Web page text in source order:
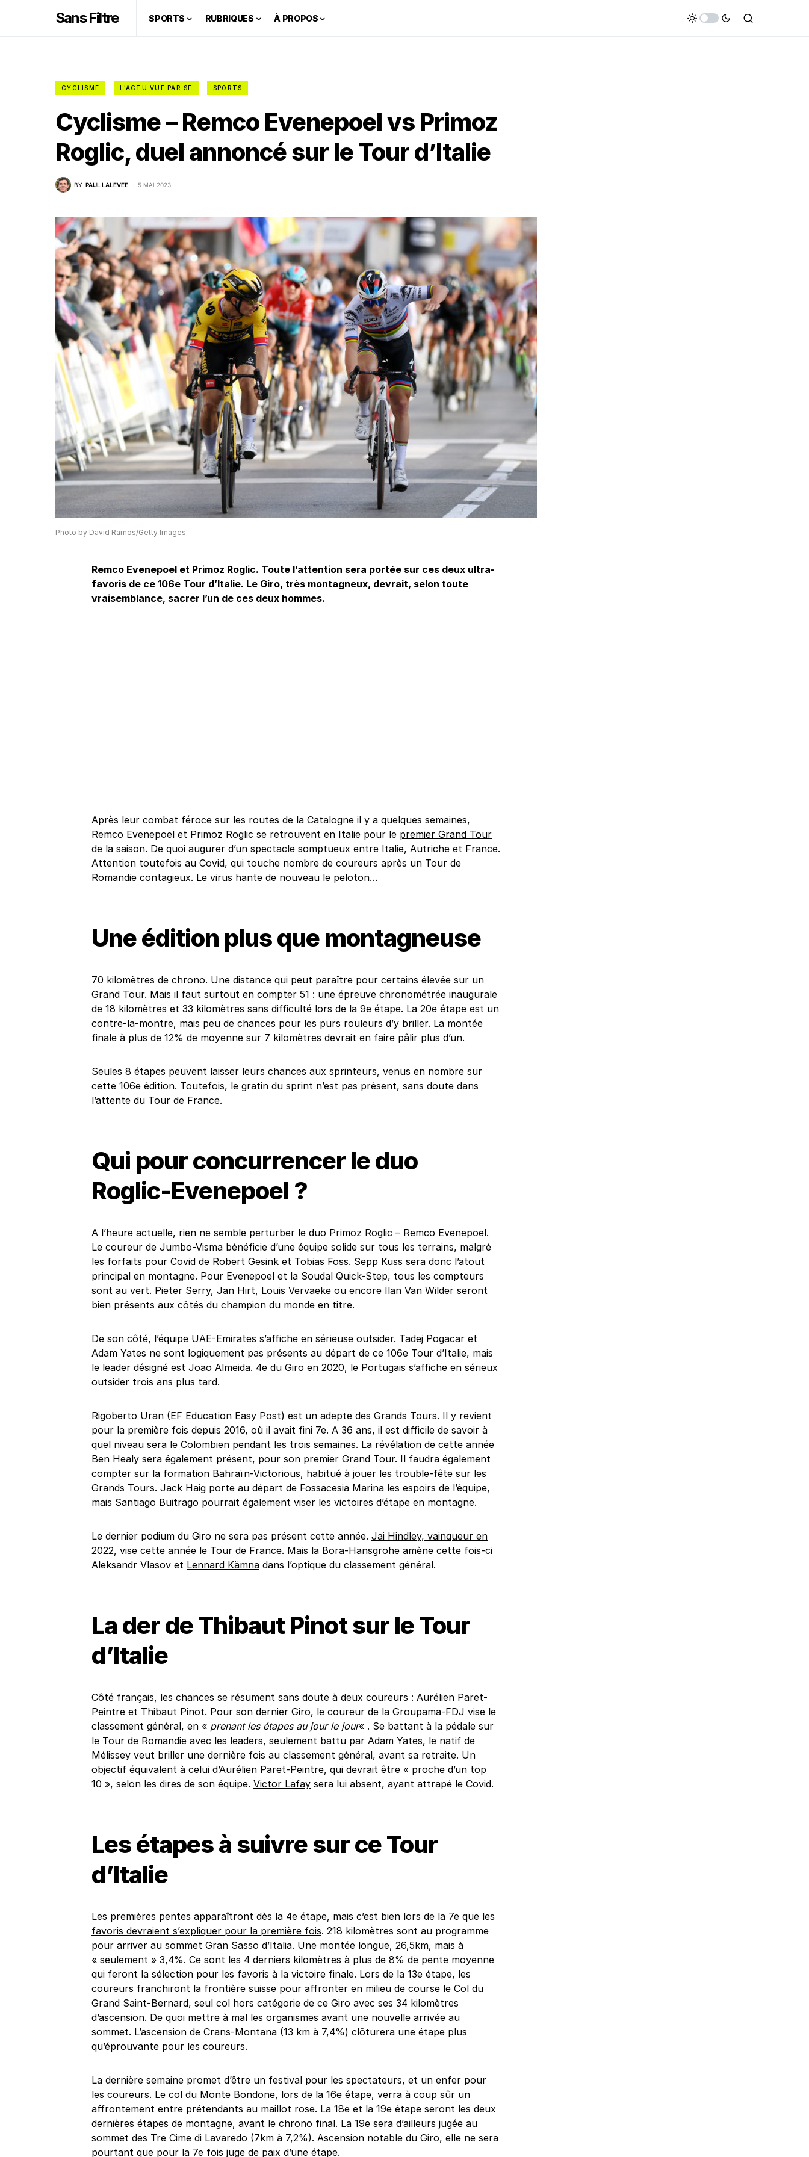
Sans Filtre SPORTS RUBRIQUES À PROPOS
CYCLISME L'ACTU VUE PAR SF SPORTS
Cyclisme – Remco Evenepoel vs Primoz
Roglic, duel annoncé sur le Tour d’Italie
BY PAUL LALEVEE 5 MAI 2023
Photo by David Ramos/Getty Images
Remco Evenepoel et Primoz Roglic. Toute l’attention sera portée sur ces deux ultra-
favoris de ce 106e Tour d’Italie. Le Giro, très montagneux, devrait, selon toute
vraisemblance, sacrer l’un de ces deux hommes.
Après leur combat féroce sur les routes de la Catalogne il y a quelques semaines,
Remco Evenepoel et Primoz Roglic se retrouvent en Italie pour le premier Grand Tour
de la saison. De quoi augurer d’un spectacle somptueux entre Italie, Autriche et France.
Attention toutefois au Covid, qui touche nombre de coureurs après un Tour de
Romandie contagieux. Le virus hante de nouveau le peloton…
Une édition plus que montagneuse
70 kilomètres de chrono. Une distance qui peut paraître pour certains élevée sur un
Grand Tour. Mais il faut surtout en compter 51 : une épreuve chronométrée inaugurale
de 18 kilomètres et 33 kilomètres sans difficulté lors de la 9e étape. La 20e étape est un
contre-la-montre, mais peu de chances pour les purs rouleurs d’y briller. La montée
finale à plus de 12% de moyenne sur 7 kilomètres devrait en faire pâlir plus d’un.
Seules 8 étapes peuvent laisser leurs chances aux sprinteurs, venus en nombre sur
cette 106e édition. Toutefois, le gratin du sprint n’est pas présent, sans doute dans
l’attente du Tour de France.
Qui pour concurrencer le duo
Roglic-Evenepoel ?
A l’heure actuelle, rien ne semble perturber le duo Primoz Roglic – Remco Evenepoel.
Le coureur de Jumbo-Visma bénéficie d’une équipe solide sur tous les terrains, malgré
les forfaits pour Covid de Robert Gesink et Tobias Foss. Sepp Kuss sera donc l’atout
principal en montagne. Pour Evenepoel et la Soudal Quick-Step, tous les compteurs
sont au vert. Pieter Serry, Jan Hirt, Louis Vervaeke ou encore Ilan Van Wilder seront
bien présents aux côtés du champion du monde en titre.
De son côté, l’équipe UAE-Emirates s’affiche en sérieuse outsider. Tadej Pogacar et
Adam Yates ne sont logiquement pas présents au départ de ce 106e Tour d’Italie, mais
le leader désigné est Joao Almeida. 4e du Giro en 2020, le Portugais s’affiche en sérieux
outsider trois ans plus tard.
Rigoberto Uran (EF Education Easy Post) est un adepte des Grands Tours. Il y revient
pour la première fois depuis 2016, où il avait fini 7e. A 36 ans, il est difficile de savoir à
quel niveau sera le Colombien pendant les trois semaines. La révélation de cette année
Ben Healy sera également présent, pour son premier Grand Tour. Il faudra également
compter sur la formation Bahraïn-Victorious, habitué à jouer les trouble-fête sur les
Grands Tours. Jack Haig porte au départ de Fossacesia Marina les espoirs de l’équipe,
mais Santiago Buitrago pourrait également viser les victoires d’étape en montagne.
Le dernier podium du Giro ne sera pas présent cette année. Jai Hindley, vainqueur en
2022, vise cette année le Tour de France. Mais la Bora-Hansgrohe amène cette fois-ci
Aleksandr Vlasov et Lennard Kämna dans l’optique du classement général.
La der de Thibaut Pinot sur le Tour
d’Italie
Côté français, les chances se résument sans doute à deux coureurs : Aurélien Paret-
Peintre et Thibaut Pinot. Pour son dernier Giro, le coureur de la Groupama-FDJ vise le
classement général, en « prenant les étapes au jour le jour« . Se battant à la pédale sur
le Tour de Romandie avec les leaders, seulement battu par Adam Yates, le natif de
Mélissey veut briller une dernière fois au classement général, avant sa retraite. Un
objectif équivalent à celui d’Aurélien Paret-Peintre, qui devrait être « proche d’un top
10 », selon les dires de son équipe. Victor Lafay sera lui absent, ayant attrapé le Covid.
Les étapes à suivre sur ce Tour
d’Italie
Les premières pentes apparaîtront dès la 4e étape, mais c’est bien lors de la 7e que les
favoris devraient s’expliquer pour la première fois. 218 kilomètres sont au programme
pour arriver au sommet Gran Sasso d’Italia. Une montée longue, 26,5km, mais à
« seulement » 3,4%. Ce sont les 4 derniers kilomètres à plus de 8% de pente moyenne
qui feront la sélection pour les favoris à la victoire finale. Lors de la 13e étape, les
coureurs franchiront la frontière suisse pour affronter en milieu de course le Col du
Grand Saint-Bernard, seul col hors catégorie de ce Giro avec ses 34 kilomètres
d’ascension. De quoi mettre à mal les organismes avant une nouvelle arrivée au
sommet. L’ascension de Crans-Montana (13 km à 7,4%) clôturera une étape plus
qu’éprouvante pour les coureurs.
La dernière semaine promet d’être un festival pour les spectateurs, et un enfer pour
les coureurs. Le col du Monte Bondone, lors de la 16e étape, verra à coup sûr un
affrontement entre prétendants au maillot rose. La 18e et la 19e étape seront les deux
dernières étapes de montagne, avant le chrono final. La 19e sera d’ailleurs jugée au
sommet des Tre Cime di Lavaredo (7km à 7,2%). Ascension notable du Giro, elle ne sera
pourtant que pour la 7e fois juge de paix d’une étape.